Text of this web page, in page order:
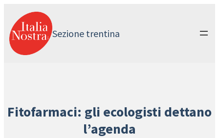
contenuto
Sezione trentina
Fitofarmaci: gli ecologisti dettano
l’agenda